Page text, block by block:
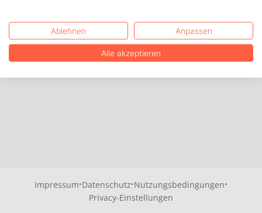
Impressum·Datenschutz·Nutzungsbedingungen·
Privacy-Einstellungen
Ablehnen Anpassen
Alle akzeptieren